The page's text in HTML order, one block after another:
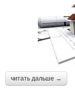
читать дальше →